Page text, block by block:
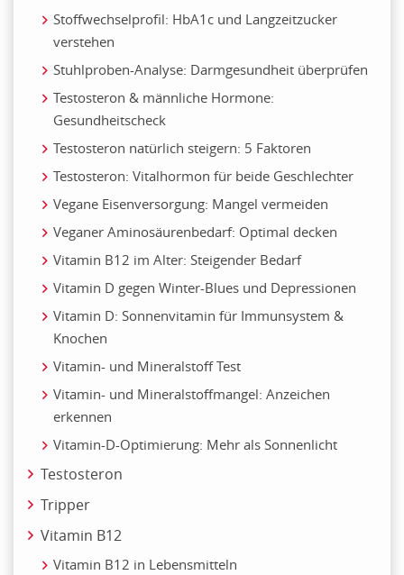
Stoffwechselprofil: HbA1c und Langzeitzucker
verstehen
Stuhlproben-Analyse: Darmgesundheit überprüfen
Testosteron & männliche Hormone:
Gesundheitscheck
Testosteron natürlich steigern: 5 Faktoren
Testosteron: Vitalhormon für beide Geschlechter
Vegane Eisenversorgung: Mangel vermeiden
Veganer Aminosäurenbedarf: Optimal decken
Vitamin B12 im Alter: Steigender Bedarf
Vitamin D gegen Winter-Blues und Depressionen
Vitamin D: Sonnenvitamin für Immunsystem &
Knochen
Vitamin- und Mineralstoff Test
Vitamin- und Mineralstoffmangel: Anzeichen
erkennen
Vitamin-D-Optimierung: Mehr als Sonnenlicht
Testosteron
Tripper
Vitamin B12
Vitamin B12 in Lebensmitteln